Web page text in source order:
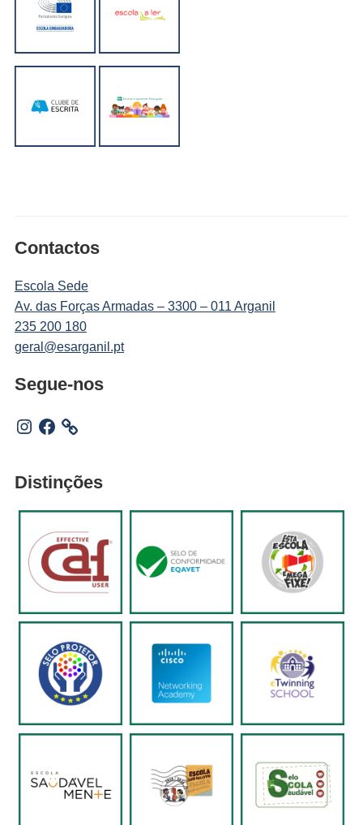
Contactos
Escola Sede
Av. das Forças Armadas – 3300 – 011 Arganil
235 200 180
geral@esarganil.pt
Segue-nos
Instagram
Facebook
Distinções